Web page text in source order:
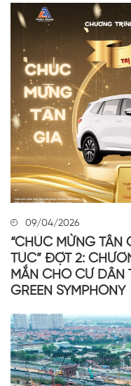
09/04/2026
“CHÚC MỪNG TÂN
TÚC” ĐỢT 2:
MẮN CHO CƯ DÂN
GREEN SYMPHONY